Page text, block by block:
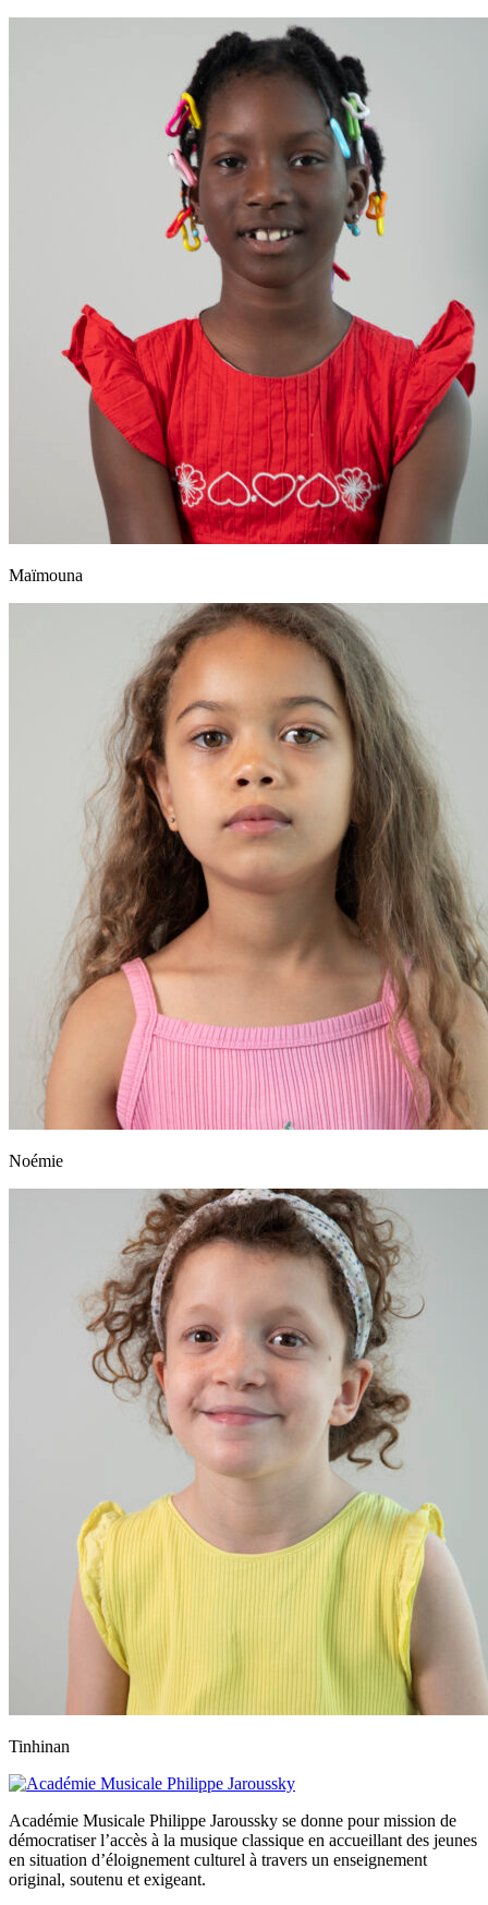
Maïmouna
Noémie
Tinhinan
Académie Musicale Philippe Jaroussky se donne pour mission de
démocratiser l’accès à la musique classique en accueillant des jeunes
en situation d’éloignement culturel à travers un enseignement
original, soutenu et exigeant.